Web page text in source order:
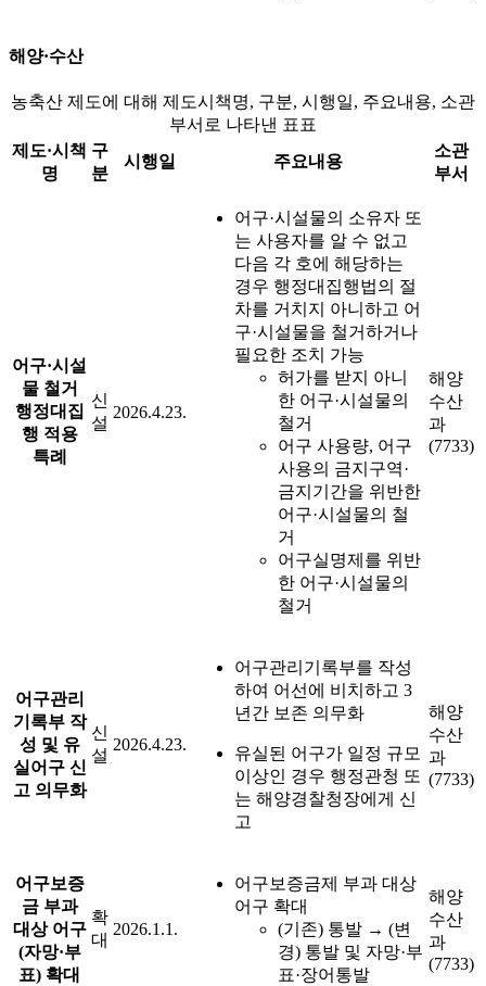
해양·수산
농축산 제도에 대해 제도시책명, 구분, 시행일, 주요내용, 소관
부서로 나타낸 표표
제도·시책
명
구
분
시행일 주요내용
소관
부서
어구·시설
물 철거
행정대집
행 적용
특례
신
설
2026.4.23.
어구·시설물의 소유자 또
는 사용자를 알 수 없고
다음 각 호에 해당하는
경우 행정대집행법의 절
차를 거치지 아니하고 어
구·시설물을 철거하거나
필요한 조치 가능
허가를 받지 아니
한 어구·시설물의
철거
어구 사용량, 어구
사용의 금지구역·
금지기간을 위반한
어구·시설물의 철
거
어구실명제를 위반
한 어구·시설물의
철거
해양
수산
과
(7733)
어구관리
기록부 작
성 및 유
실어구 신
고 의무화
신
설
2026.4.23.
어구관리기록부를 작성
하여 어선에 비치하고 3
년간 보존 의무화
유실된 어구가 일정 규모
이상인 경우 행정관청 또
는 해양경찰청장에게 신
고
해양
수산
과
(7733)
어구보증
금 부과
대상 어구
(자망·부
표) 확대
확
대
2026.1.1.
어구보증금제 부과 대상
어구 확대
(기존) 통발 → (변
경) 통발 및 자망·부
표·장어통발
해양
수산
과
(7733)